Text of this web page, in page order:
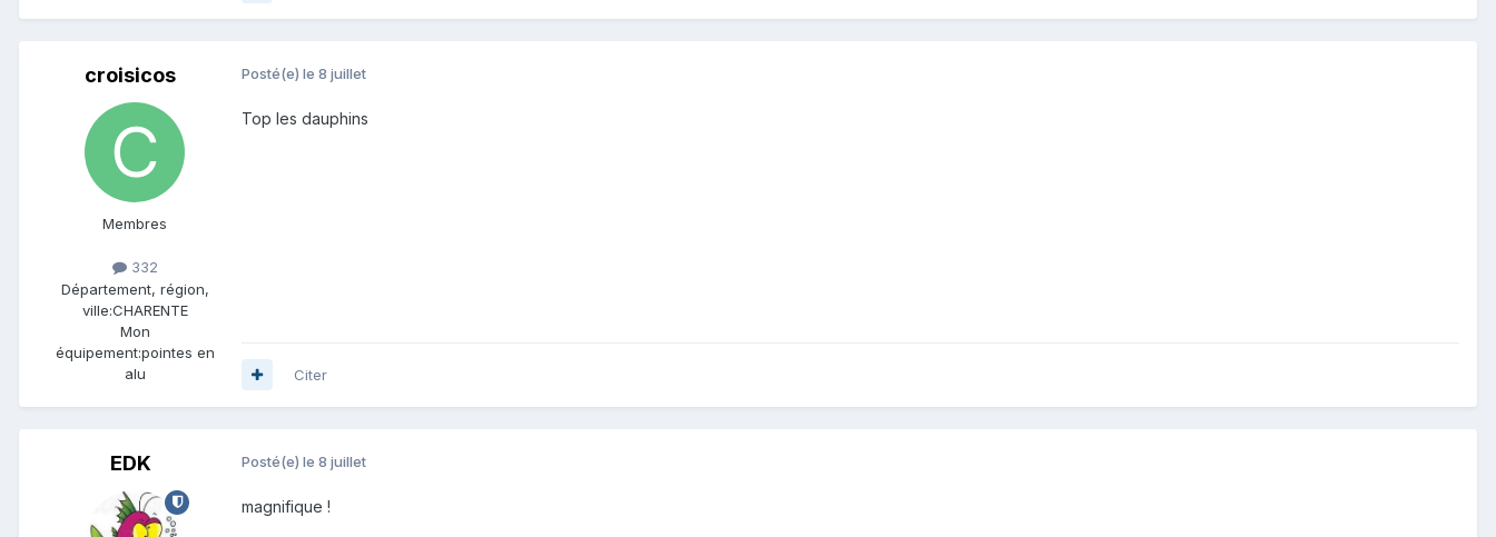
croisicos
Membres
332
Département, région,
ville:CHARENTE
Mon
équipement:pointes en
alu
Posté(e) le 8 juillet
Top les dauphins
Citer
EDK Posté(e) le 8 juillet
magnifique !